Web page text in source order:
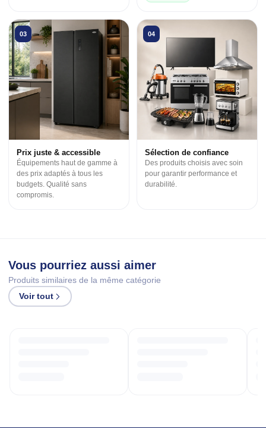
03
Prix juste & accessible
Équipements haut de gamme à
des prix adaptés à tous les
budgets. Qualité sans
compromis.
04
Sélection de confiance
Des produits choisis avec soin
pour garantir performance et
durabilité.
Vous pourriez aussi aimer
Produits similaires de la même catégorie
Voir tout